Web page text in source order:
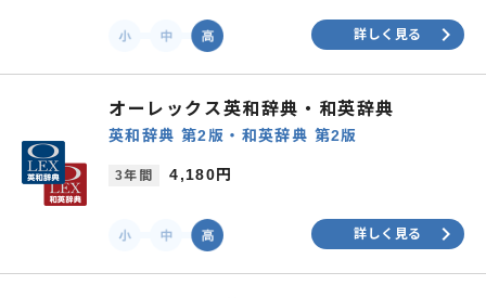
詳しく見る keyboard_arrow_right
オーレックス英和辞典・和英辞典
英和辞典 第2版・和英辞典 第2版
3年間 4,180円
詳しく見る keyboard_arrow_right